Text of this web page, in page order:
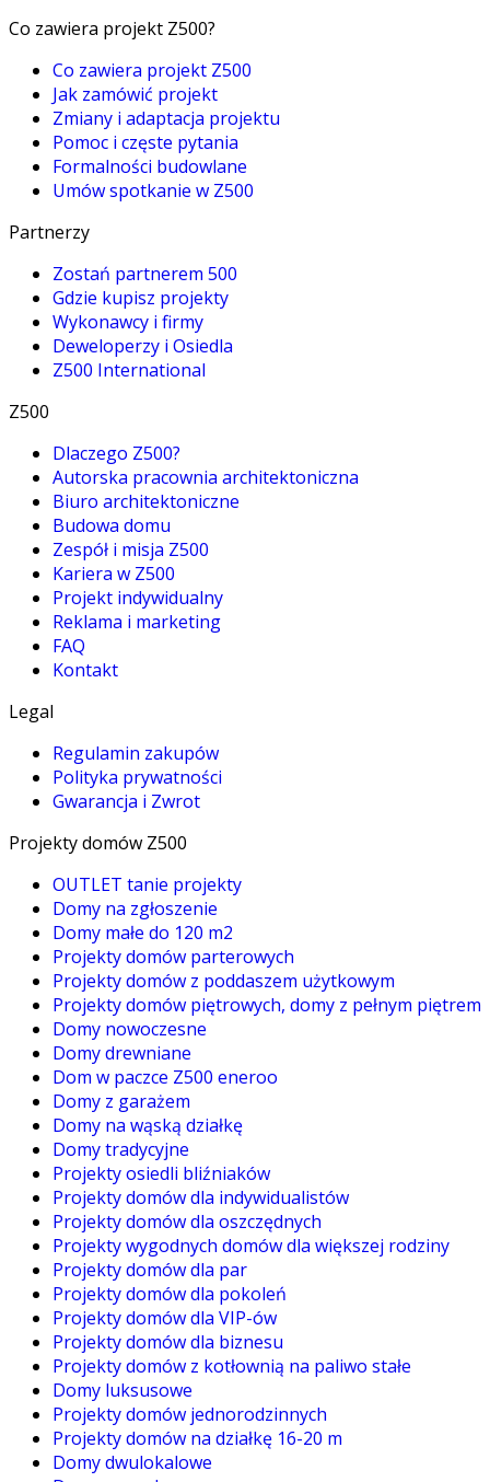
Co zawiera projekt Z500?
Co zawiera projekt Z500
Jak zamówić projekt
Zmiany i adaptacja projektu
Pomoc i częste pytania
Formalności budowlane
Umów spotkanie w Z500
Partnerzy
Zostań partnerem 500
Gdzie kupisz projekty
Wykonawcy i firmy
Deweloperzy i Osiedla
Z500 International
Z500
Dlaczego Z500?
Autorska pracownia architektoniczna
Biuro architektoniczne
Budowa domu
Zespół i misja Z500
Kariera w Z500
Projekt indywidualny
Reklama i marketing
FAQ
Kontakt
Legal
Regulamin zakupów
Polityka prywatności
Gwarancja i Zwrot
Projekty domów Z500
OUTLET tanie projekty
Domy na zgłoszenie
Domy małe do 120 m2
Projekty domów parterowych
Projekty domów z poddaszem użytkowym
Projekty domów piętrowych, domy z pełnym piętrem
Domy nowoczesne
Domy drewniane
Dom w paczce Z500 eneroo
Domy z garażem
Domy na wąską działkę
Domy tradycyjne
Projekty osiedli bliźniaków
Projekty domów dla indywidualistów
Projekty domów dla oszczędnych
Projekty wygodnych domów dla większej rodziny
Projekty domów dla par
Projekty domów dla pokoleń
Projekty domów dla VIP-ów
Projekty domów dla biznesu
Projekty domów z kotłownią na paliwo stałe
Domy luksusowe
Projekty domów jednorodzinnych
Projekty domów na działkę 16-20 m
Domy dwulokalowe